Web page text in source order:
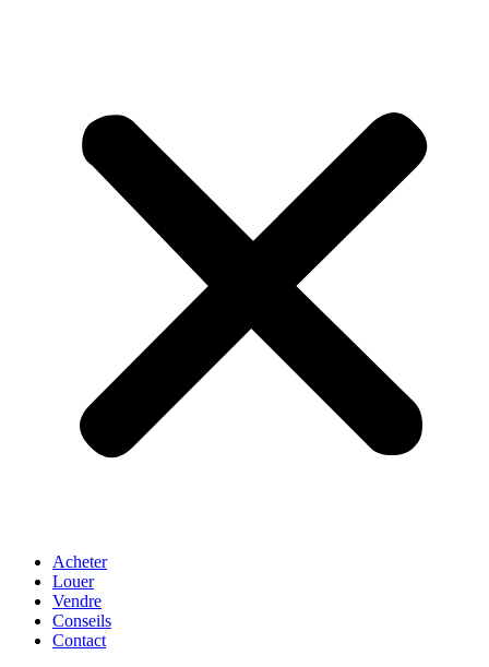
Acheter
Louer
Vendre
Conseils
Contact